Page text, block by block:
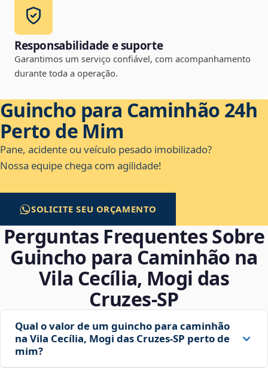
Responsabilidade e suporte
Garantimos um serviço confiável, com acompanhamento
durante toda a operação.
Guincho para Caminhão 24h
Perto de Mim
Pane, acidente ou veículo pesado imobilizado?
Nossa equipe chega com agilidade!
SOLICITE SEU ORÇAMENTO
Perguntas Frequentes Sobre
Guincho para Caminhão na
Vila Cecília, Mogi das
Cruzes‑SP
Qual o valor de um guincho para caminhão
na Vila Cecília, Mogi das Cruzes‑SP perto de
mim?